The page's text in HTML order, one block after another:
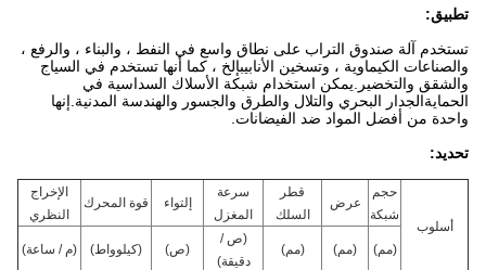
تطبيق:
تستخدم آلة صندوق التراب على نطاق واسع في النفط ، والبناء ، والرفع ،
والصناعات الكيماوية ، وتسخين الأنابيبإلخ ، كما أنها تستخدم في السياج
والشقق والتخضير.يمكن استخدام شبكة الأسلاك السداسية في
الحمايةالجدار البحري والتلال والطرق والجسور والهندسة المدنية.إنها
واحدة من أفضل المواد ضد الفيضانات.
تحديد:
أسلوب
حجم
شبكة
عرض
قطر
السلك
سرعة
المغزل
إلتواء قوة المحرك
الإخراج
النظري
(مم) (مم) (مم)
(ص /
دقيقة)
(ص) (كيلوواط) (م / ساعة)